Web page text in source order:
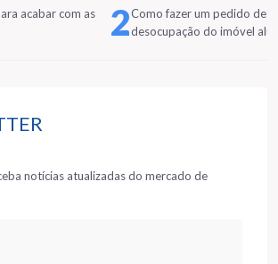
acabar com as
2Como fazer um pedido de
desocupação do imóvel
notícias atualizadas do mercado de